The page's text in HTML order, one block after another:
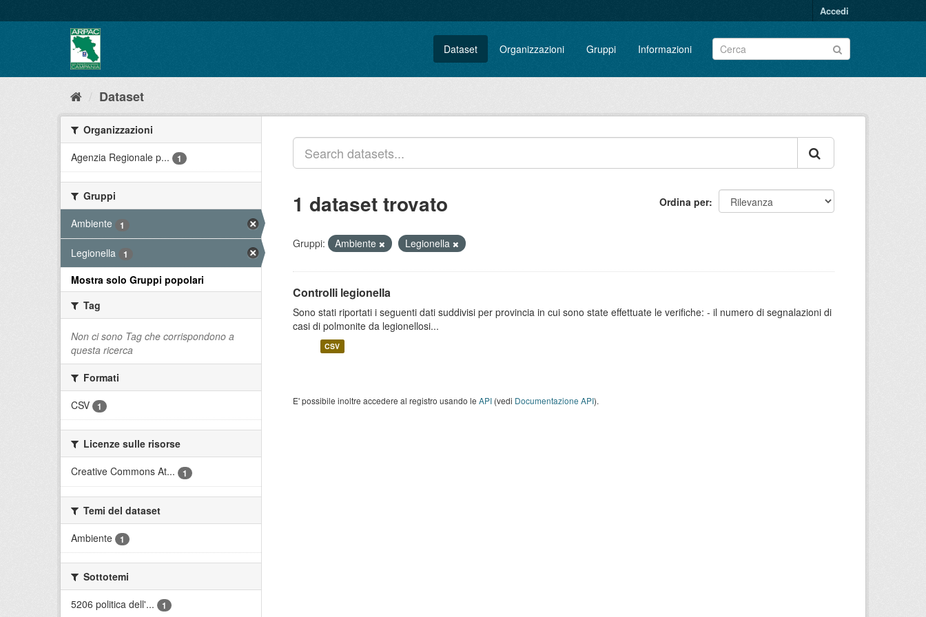
al
Accedi
Dataset Organizzazioni Gruppi Informazioni
Dataset
Organizzazioni
Agenzia Regionale p...
1
Gruppi
Ambiente
1
Legionella 1
Mostra solo Gruppi popolari
Tag
Non ci sono Tag che corrispondono a
questa ricerca
Formati
CSV
1
Licenze sulle risorse
Creative Commons At...
1
Temi del dataset
Ambiente
1
Sottotemi
5206 politica dell'...
1
Ordina per
1 dataset trovato
Gruppi: Ambiente Legionella
Controlli legionella
Sono stati riportati i seguenti dati suddivisi per provincia in cui sono state effettuate le verifiche: - il numero di segnalazioni di
casi di polmonite da legionellosi...
CSV
E' possibile inoltre accedere al registro usando le API (vedi Documentazione API).